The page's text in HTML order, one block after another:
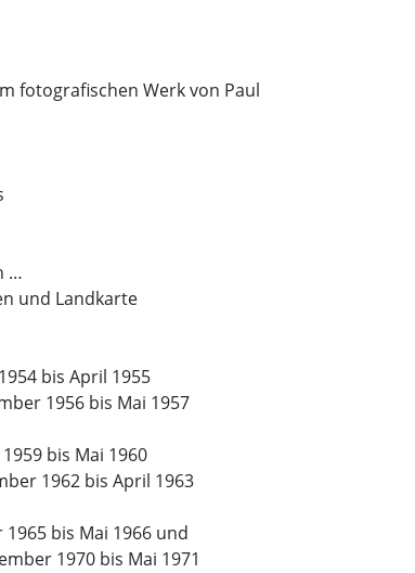
fotografischen Werk von Paul
…
und Landkarte
bis April 1955
1956 bis Mai 1957
bis Mai 1960
1962 bis April 1963
1965 bis Mai 1966 und
1970 bis Mai 1971